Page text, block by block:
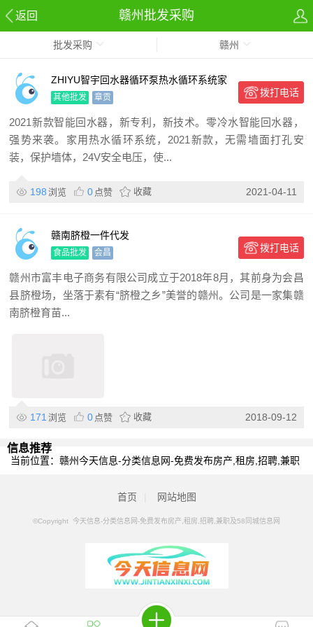
返回 赣州批发采购
批发采购 赣州
ZHIYU智宇回水器循环泵热水循环系统家
用地暖地热暖气热水太
其他批发 章贡 拨打电话
2021新款智能回水器，新专利，新技术。零冷水智能回水器，
强势来袭。家用热水循环系统，2021新款，无需墙面打孔安
装，保护墙体，24V安全电压，使...
198 浏览 0 点赞 收藏 2021-04-11
赣南脐橙一件代发
食品批发 会昌 拨打电话
赣州市富丰电子商务有限公司成立于2018年8月，其前身为会昌
县脐橙场，坐落于素有“脐橙之乡”美誉的赣州。公司是一家集赣
南脐橙育苗...
171 浏览 0 点赞 收藏 2018-09-12
信息推荐
当前位置： 赣州今天信息-分类信息网-免费发布房产,租房,招聘,兼职
首页 网站地图
©Copyright 今天信息-分类信息网-免费发布房产,租房,招聘,兼职及58同城信息网